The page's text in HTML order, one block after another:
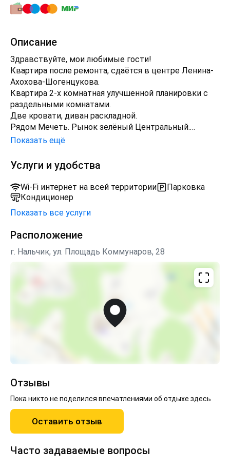
Описание
Здравствуйте, мои любимые гости!
Квартира после ремонта, сдаётся в центре Ленина-
Ахохова-Шогенцукова.
Квартира 2-х комнатная улучшенной планировки с
раздельными комнатами.
Две кровати, диван раскладной.
Рядом Мечеть. Рынок зелёный Центральный.
Автовокзал. ЖД вокзал. Магазины. Рестораны. Кафе.
В шаговой доступности площадь Марии. Гостиница
"Россия" Атажукинский Парк. "Гладиатор" спорт
комплекс в 8 мин. езды.
ОБЯЗАТЕЛЬНО С ДОКУМЕНТАМИ.
Для двоих. Командировочным. Семьям с детьми.
Имеются парковочные места. Бесплатный Wi-Fi.
Показать ещё
Услуги и удобства
Wi-Fi интернет на всей территории
Парковка
Кондиционер
Показать все услуги
Расположение
г. Нальчик, ул. Площадь Коммунаров, 28
Отзывы
Пока никто не поделился впечатлениями об отдыхе здесь
Оставить отзыв
Часто задаваемые вопросы